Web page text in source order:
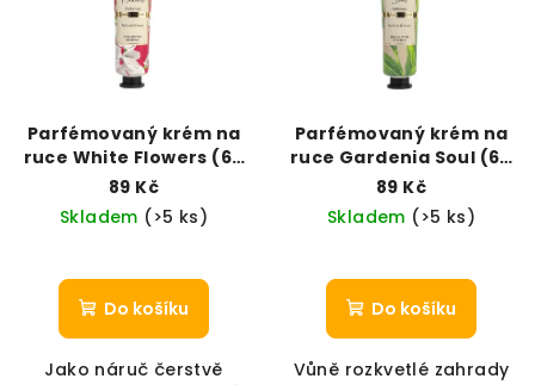
Parfémovaný krém na
ruce White Flowers (60
ml)
89 Kč
Skladem (>5 ks)
Do košíku
Jako náruč čerstvě
Parfémovaný krém na
ruce Gardenia Soul (60
ml)
89 Kč
Skladem (>5 ks)
Do košíku
Vůně rozkvetlé zahrady